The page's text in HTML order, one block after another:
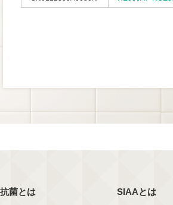
抗菌とは SIAAとは